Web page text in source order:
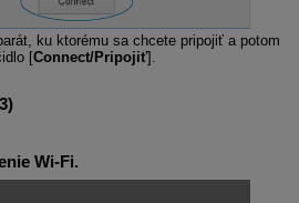
ku ktorému sa chcete pripojiť a potom
[Connect/Pripojiť].
Wi-Fi.